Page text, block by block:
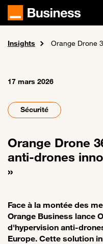
Passer au contenu principal
Accueil
Actualités
Insights Orange Drone 360°:
17 mars 2026
Sécurité
Orange Drone
anti-drones
»
Face à la montée des
Orange Business lance
d'hypervision anti-
Europe. Cette solution